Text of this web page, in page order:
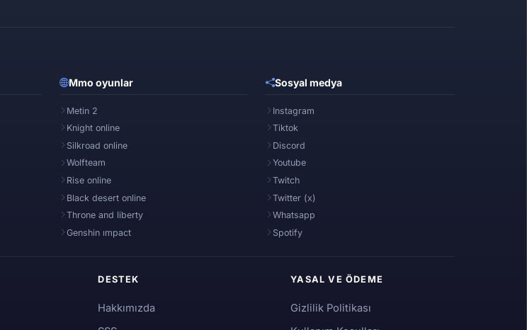
Mmo oyunlar
Metin 2
Knight online
Silkroad online
Wolfteam
Rise online
Black desert online
Throne and liberty
Genshin ımpact
Sosyal medya
Instagram
Tiktok
Discord
Youtube
Twitch
Twitter (x)
Whatsapp
Spotify
DESTEK
Hakkımızda
YASAL VE ÖDEME
Gizlilik Politikası